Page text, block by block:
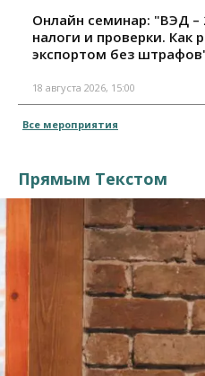
Онлайн семинар: "ВЭД –
налоги и проверки. Как
экспортом без
18 августа 2026, 15:00
Все мероприятия
Прямым Текстом